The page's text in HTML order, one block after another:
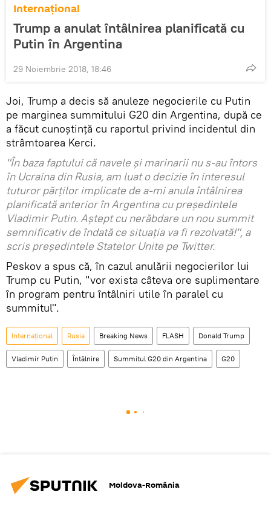
Internaţional
Trump a anulat întâlnirea planificată cu
Putin în Argentina
29 Noiembrie 2018, 18:46
Joi, Trump a decis să anuleze negocierile cu Putin
pe marginea summitului G20 din Argentina, după ce
a făcut cunoștință cu raportul privind incidentul din
strâmtoarea Kerci.
"În baza faptului că navele și marinarii nu s-au întors
în Ucraina din Rusia, am luat o decizie în interesul
tuturor părților implicate de a-mi anula întâlnirea
planificată anterior în Argentina cu președintele
Vladimir Putin. Aștept cu nerăbdare un nou summit
semnificativ de îndată ce situația va fi rezolvată!", a
scris președintele Statelor Unite pe Twitter.
Peskov a spus că, în cazul anulării negocierilor lui
Trump cu Putin, "vor exista câteva ore suplimentare
în program pentru întâlniri utile în paralel cu
summitul".
Internaţional Rusia Breaking News FLASH Donald Trump
Vladimir Putin Întâlnire Summitul G20 din Argentina G20
Moldova-România